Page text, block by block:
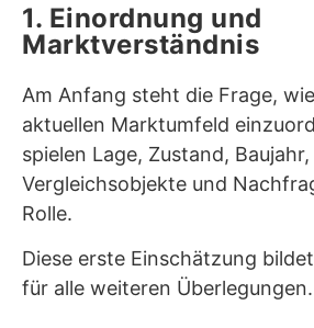
1. Einordnung und
Marktverständnis
Am Anfang steht die Frage,
aktuellen Marktumfeld
spielen Lage, Zustand, Baujahr,
Vergleichsobjekte und
Rolle.
Diese erste Einschätzung
für alle weiteren Überlegungen.